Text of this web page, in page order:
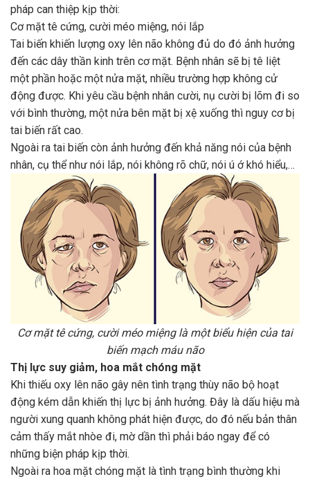
pháp can thiệp kịp thời:
Cơ mặt tê cứng, cười méo miệng, nói lắp
Tai biến khiến lượng oxy lên não không đủ do đó ảnh hưởng
đến các dây thần kinh trên cơ mặt. Bệnh nhân sẽ bị tê liệt
một phần hoặc một nửa mặt, nhiều trường hợp không cử
động được. Khi yêu cầu bệnh nhân cười, nụ cười bị lõm đi so
với bình thường, một nửa bên mặt bị xệ xuống thì nguy cơ bị
tai biến rất cao.
Ngoài ra tai biến còn ảnh hưởng đến khả năng nói của bệnh
nhân, cụ thể như nói lắp, nói không rõ chữ, nói ú ớ khó hiểu,…
Cơ mặt tê cứng, cười méo miệng là một biểu hiện của tai
biến mạch máu não
Thị lực suy giảm, hoa mắt chóng mặt
Khi thiếu oxy lên não gây nên tình trạng thùy não bộ hoạt
động kém dẫn khiến thị lực bị ảnh hưởng. Đây là dấu hiệu mà
người xung quanh không phát hiện được, do đó nếu bản thân
cảm thấy mắt nhòe đi, mờ dần thì phải báo ngay để có
những biện pháp kịp thời.
Ngoài ra hoa mặt chóng mặt là tình trạng bình thường khi